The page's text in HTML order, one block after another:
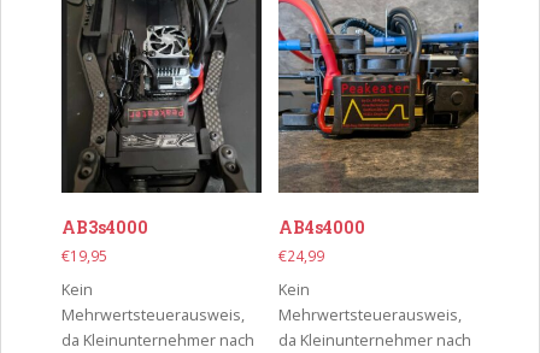
AB3s4000
€19,95
Kein
Mehrwertsteuerausweis,
da Kleinunternehmer nach
AB4s4000
€24,99
Kein
Mehrwertsteuerausweis,
da Kleinunternehmer nach